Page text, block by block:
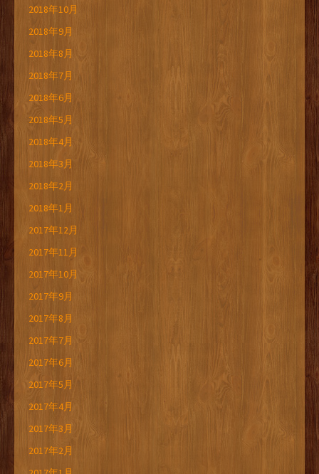
2018年10月
2018年9月
2018年8月
2018年7月
2018年6月
2018年5月
2018年4月
2018年3月
2018年2月
2018年1月
2017年12月
2017年11月
2017年10月
2017年9月
2017年8月
2017年7月
2017年6月
2017年5月
2017年4月
2017年3月
2017年2月